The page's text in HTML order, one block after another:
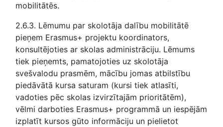
mobilitātēs.
2.6.3. Lēmumu par skolotāja dalību mobilitātē
pieņem Erasmus+ projektu koordinators,
konsultējoties ar skolas administrāciju. Lēmums
tiek pieņemts, pamatojoties uz skolotāja
svešvalodu prasmēm, mācību jomas atbilstību
piedāvātā kursa saturam (kursi tiek atlasīti,
vadoties pēc skolas izvirzītajām prioritātēm),
vēlmi darboties Erasmus+ programmā un iespējām
izplatīt kursos gūto informāciju un pielietot